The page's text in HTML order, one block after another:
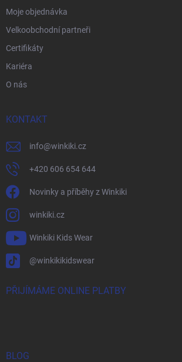
Moje objednávka
Velkoobchodní partneři
Certifikáty
Kariéra
O nás
KONTAKT
info@winkiki.cz
+420 606 654 644
Novinky a příběhy z Winkiki
winkiki.cz
Winkiki Kids Wear
@winkikikidswear
PŘIJÍMÁME ONLINE PLATBY
BLOG